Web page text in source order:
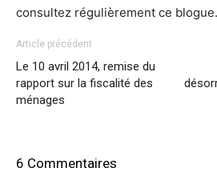
consultez régulièrement ce blogue.
Article précédent
Le 10 avril 2014, remise du
rapport sur la fiscalité des
ménages
6 Commentaires